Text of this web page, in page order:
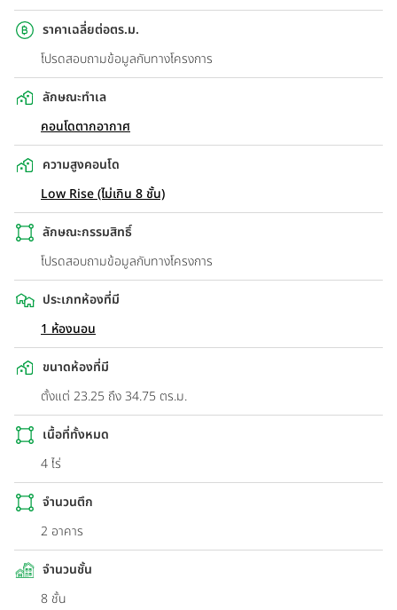
ราคาเฉลี่ยต่อตร.ม.
โปรดสอบถามข้อมูลกับทางโครงการ
ลักษณะทำเล
คอนโดตากอากาศ
ความสูงคอนโด
Low Rise (ไม่เกิน 8 ชั้น)
ลักษณะกรรมสิทธิ์
โปรดสอบถามข้อมูลกับทางโครงการ
ประเภทห้องที่มี
1 ห้องนอน
ขนาดห้องที่มี
ตั้งแต่ 23.25 ถึง 34.75 ตร.ม.
เนื้อที่ทั้งหมด
4 ไร่
จำนวนตึก
2 อาคาร
จำนวนชั้น
8 ชั้น